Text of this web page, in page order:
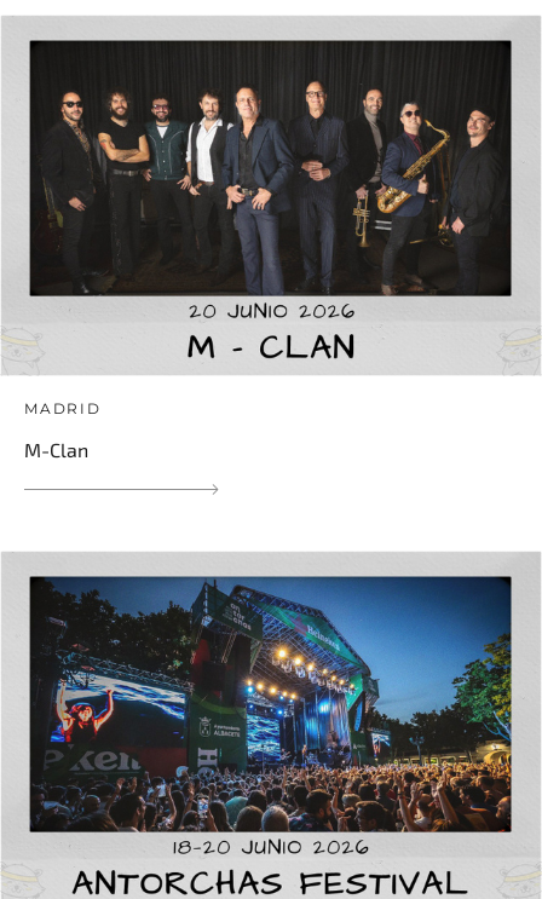
MADRID
M-Clan